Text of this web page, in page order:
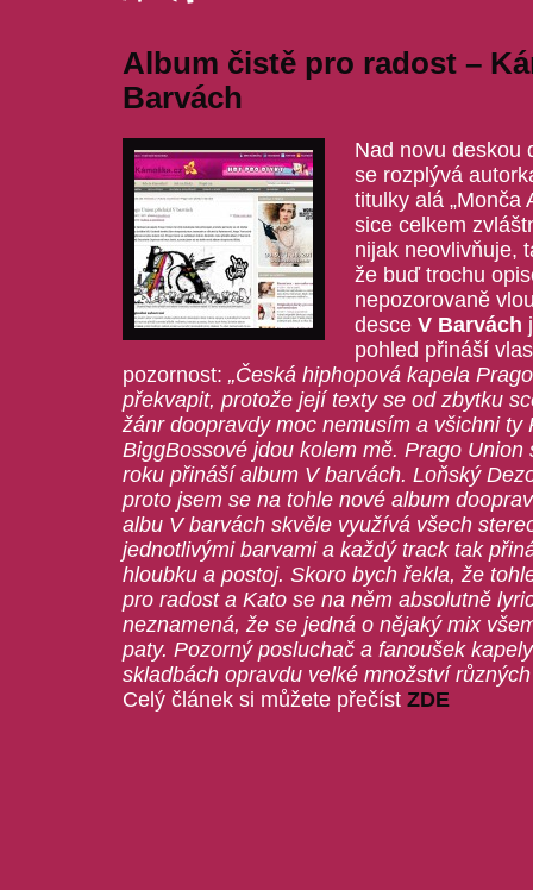
Album čistě pro radost –
Barvách
Nad novu deskou
se rozplývá
titulky alá „Monča
sice celkem
nijak neovlivňuje,
že buď trochu
nepozorovaně
desce V Barvách
pohled přináší
pozornost: „Česká hiphopová kapela
překvapit, protože její texty se od zbytku
žánr doopravdy moc nemusím a všichni ty
BiggBossové jdou kolem mě. Prago
roku přináší album V barvách. Loňský
proto jsem se na tohle nové album
albu V barvách skvěle využívá všech
jednotlivými barvami a každý track tak
hloubku a postoj. Skoro bych řekla, že
pro radost a Kato se na něm absolutně
neznamená, že se jedná o nějaký mix
paty. Pozorný posluchač a fanoušek
skladbách opravdu velké množství různých
Celý článek si můžete přečíst ZDE